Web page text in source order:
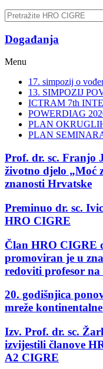
Događanja​
Menu
17. simpozij o
13. SIMPOZIJ
ICTRAM 7th
POWERDIAG
PLAN
PLAN
Prof. dr. sc. Franjo
životno djelo „Moć
znanosti Hrvatske
Preminuo dr. sc.
HRO CIGRE
Član HRO CIGRE
promoviran je u
redoviti profesor na
20. godišnjica
mreže
Izv. Prof. dr. sc.
izvijestili članove
A2 CIGRE